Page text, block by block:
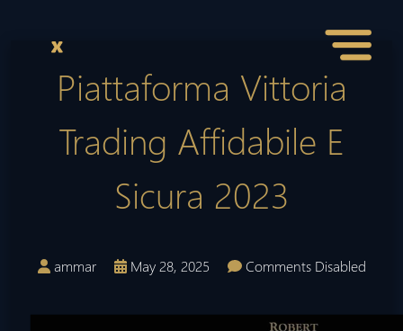
Piattaforma Vittoria
Trading Affidabile E
Sicura 2023
ammar May 28, 2025 Comments Disabled